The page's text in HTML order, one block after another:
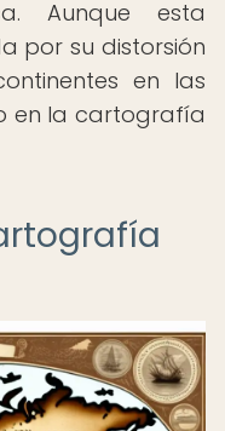
Aunque esta
por su distorsión
en las
en la cartografía